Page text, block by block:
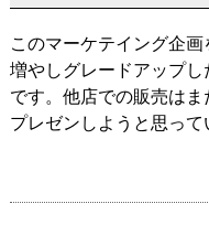
このマーケテイング企
増やしグレードアップ
です。他店での販売は
プレゼンしようと思って